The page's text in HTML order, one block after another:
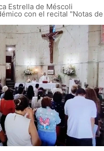
Estrella de Méscoli
con el recital "Notas de